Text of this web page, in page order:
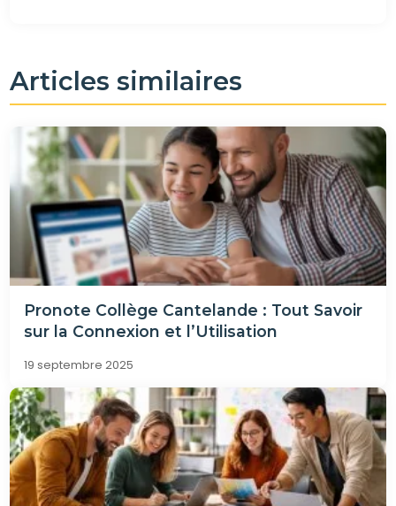
Articles similaires
Pronote Collège Cantelande : Tout Savoir
sur la Connexion et l’Utilisation
19 septembre 2025